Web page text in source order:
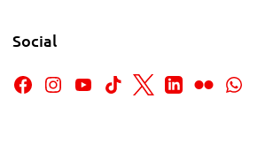
Social